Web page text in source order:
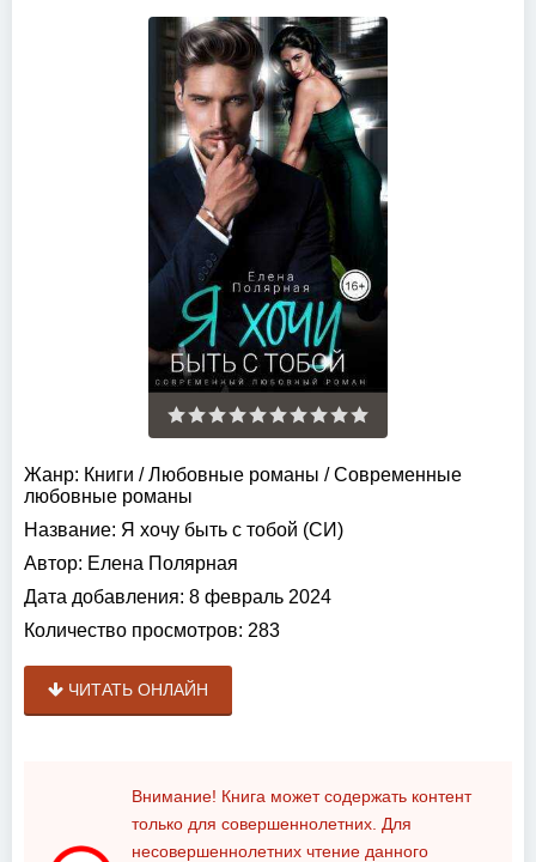
Жанр: Книги /Любовные романы /Современные
любовные романы
Название: Я хочу быть с тобой (СИ)
Автор: Елена Полярная
Дата добавления: 8 февраль 2024
Количество просмотров: 283
ЧИТАТЬ ОНЛАЙН
Внимание! Книга может содержать контент
только для совершеннолетних. Для
несовершеннолетних чтение данного